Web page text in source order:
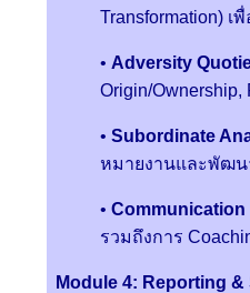
Transformation) เ
• Adversity
Origin/
• Subordinate
หมายงานและพัฒน
• Communication
รวมถึงการ
Module 4: Reporting